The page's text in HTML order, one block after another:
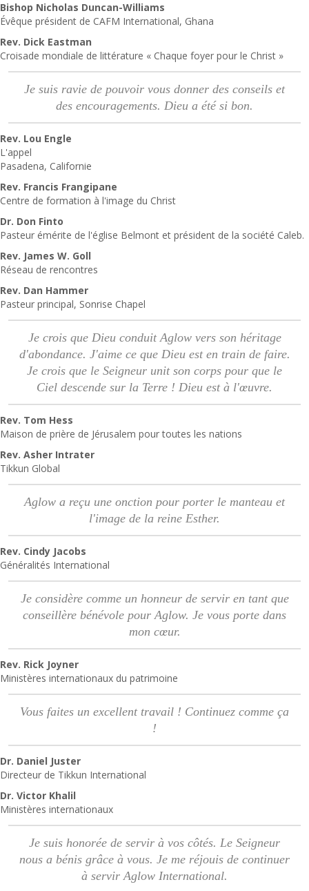
Bishop Nicholas Duncan-Williams
Évêque président de CAFM International, Ghana
Rev. Dick Eastman
Croisade mondiale de littérature « Chaque foyer pour le Christ »
Je suis ravie de pouvoir vous donner des conseils et
des encouragements. Dieu a été si bon.
Rev. Lou Engle
L'appel
Pasadena, Californie
Rev. Francis Frangipane
Centre de formation à l'image du Christ
Dr. Don Finto
Pasteur émérite de l'église Belmont et président de la société Caleb.
Rev. James W. Goll
Réseau de rencontres
Rev. Dan Hammer
Pasteur principal, Sonrise Chapel
Je crois que Dieu conduit Aglow vers son héritage
d'abondance. J'aime ce que Dieu est en train de faire.
Je crois que le Seigneur unit son corps pour que le
Ciel descende sur la Terre ! Dieu est à l'œuvre.
Rev. Tom Hess
Maison de prière de Jérusalem pour toutes les nations
Rev. Asher Intrater
Tikkun Global
Aglow a reçu une onction pour porter le manteau et
l'image de la reine Esther.
Rev. Cindy Jacobs
Généralités International
Je considère comme un honneur de servir en tant que
conseillère bénévole pour Aglow. Je vous porte dans
mon cœur.
Rev. Rick Joyner
Ministères internationaux du patrimoine
Vous faites un excellent travail ! Continuez comme ça
!
Dr. Daniel Juster
Directeur de Tikkun International
Dr. Victor Khalil
Ministères internationaux
Je suis honorée de servir à vos côtés. Le Seigneur
nous a bénis grâce à vous. Je me réjouis de continuer
à servir Aglow International.